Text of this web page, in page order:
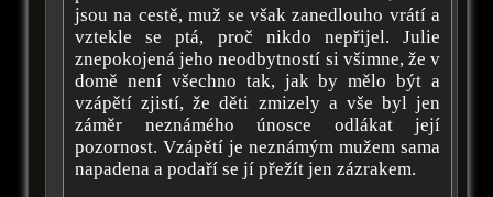
jsou na cestě, muž se však zanedlouho vrátí a
vztekle se ptá, proč nikdo nepřijel. Julie
znepokojená jeho neodbytností si všimne, že v
domě není všechno tak, jak by mělo být a
vzápětí zjistí, že děti zmizely a vše byl jen
záměr neznámého únosce odlákat její
pozornost. Vzápětí je neznámým mužem sama
napadena a podaří se jí přežít jen zázrakem.